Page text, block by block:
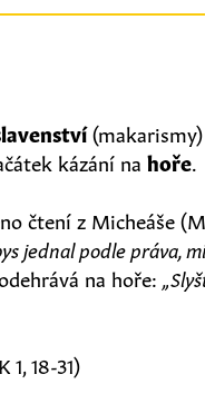
kázání nahoře.
čtení z Micheáše
jednal podle práva,
na hoře:
18-31)